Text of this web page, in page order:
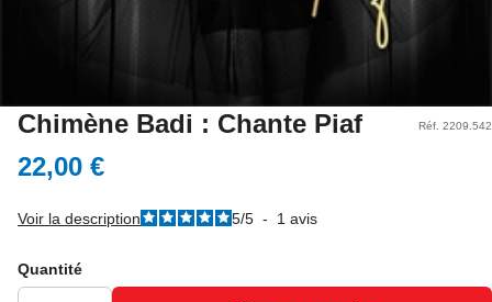
Chimène Badi : Chante Piaf Réf. 2209.542
22,00 €
Voir la description 5/5 - 1 avis
Quantité